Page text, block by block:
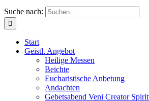
Suche nach:
Start
Geistl. Angebot
Heilige Messen
Beichte
Eucharistische Anbetung
Andachten
Gebetsabend Veni Creator